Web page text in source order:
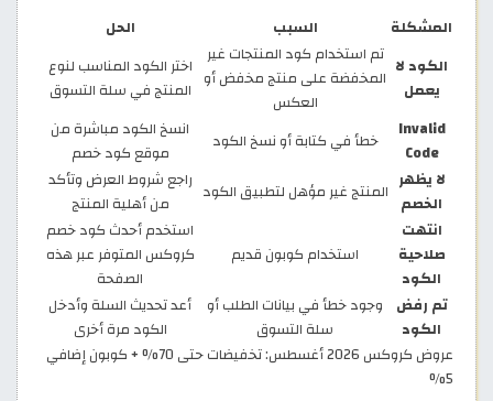
المشكلة
السبب
الحل
الكود لا
يعمل
تم استخدام كود المنتجات غير
المخفضة على منتج مخفض أو
العكس
اختر الكود المناسب لنوع
المنتج في سلة التسوق
Invalid
Code
خطأ في كتابة أو نسخ الكود
انسخ الكود مباشرة من
موقع كود خصم
لا يظهر
الخصم المنتج غير مؤهل لتطبيق الكود راجع شروط العرض وتأكد
من أهلية المنتج
انتهت
صلاحية
الكود
استخدام كوبون قديم
استخدم أحدث كود خصم
كروكس المتوفر عبر هذه
الصفحة
تم رفض
الكود
وجود خطأ في بيانات الطلب أو
سلة التسوق
أعد تحديث السلة وأدخل
الكود مرة أخرى
عروض كروكس 2026 أغسطس: تخفيضات حتى 70% + كوبون إضافي
5%